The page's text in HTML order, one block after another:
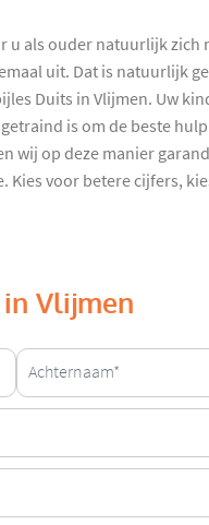
u als ouder natuurlijk zich
uit. Dat is natuurlijk
Duits in Vlijmen. Uw
is om de beste
wij op deze manier
Kies voor betere cijfers,
Vlijmen